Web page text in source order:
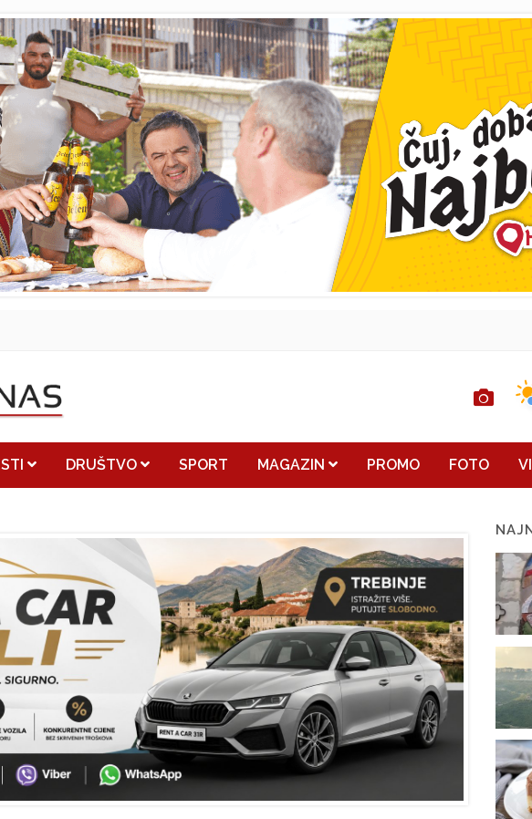
DRUŠTVO SPORT MAGAZIN PROMO FOTO